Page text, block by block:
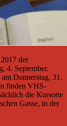
der
4. September.
Donnerstag, 31.
finden VHS-
die Kursorte
Gasse, in der